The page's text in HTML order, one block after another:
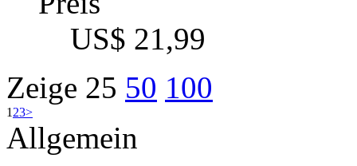
US$ 21,99
Zeige 25 50 100
1 23>
Allgemein